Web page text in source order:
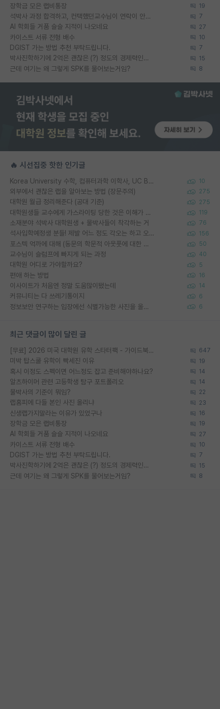
장학금 모은 랩비통장 19
석박사 과정 합격하고, 컨택했던교수님이 연락이 안됩니다... 7
AI 학회들 거품 슬슬 지적이 나오네요 27
카이스트 서류 전형 배수 10
DGIST 가는 방법 추천 부탁드립니다. 7
박사진학하기에 2억은 괜찮은 (?) 정도의 경제력인가요 15
근데 여기는 왜 그렇게 SPK를 물어보는거임? 8
🔥 시선집중 핫한 인기글
Korea University 수학, 컴퓨터과학 이학사, UC Berkeley 산업공학 대학원 공학박사가 되는 것은 쉽지 않겠죠? 10
외부에서 괜찮은 랩을 알아보는 방법 (장문주의) 275
대학원 월급 정리해준다 (공대 기준) 275
대학원생들 교수에게 가스라이팅 당한 것은 이해가 갑니다. 안타깝네요. 119
소재분야 석박사 대학원생 + 물박사들이 착각하는 거 76
석사입학예정생 분들! 제발 어느 정도 각오는 하고 오세요. 156
포스텍 억까에 대해 (동문의 학문적 아웃풋에 대한 반박) 50
교수님이 슬럼프에 빠지게 되는 과정 40
대학원 어디로 가야할까요? 5
편애 하는 방법 16
이사이트가 처음엔 정말 도움많이됐는데 14
커뮤니티는 다 쓰레기통이지 6
정보보안 연구하는 입장에선 식별가능한 사진을 올리는건 비추이긴함 6
최근 댓글이 많이 달린 글
[무료] 2026 미국 대학원 유학 스타터팩 - 가이드북 & 합격자 컨택메일 템플릿 647
미박 탑스쿨 유학이 빡세진 이유 19
혹시 이정도 스펙이면 어느정도 잡고 준비해야하나요? 14
알츠하이머 관련 고등학생 탐구 포트폴리오 14
물박사의 기준이 뭐임? 22
랩홈피에 다들 본인 사진 올리냐 23
신생랩가지말라는 이유가 있었구나 16
장학금 모은 랩비통장 19
AI 학회들 거품 슬슬 지적이 나오네요 27
카이스트 서류 전형 배수 10
DGIST 가는 방법 추천 부탁드립니다. 7
박사진학하기에 2억은 괜찮은 (?) 정도의 경제력인가요 15
근데 여기는 왜 그렇게 SPK를 물어보는거임? 8